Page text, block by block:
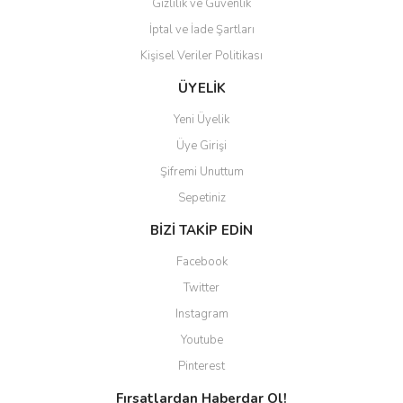
Gönder
Gizlilik ve Güvenlik
İptal ve İade Şartları
Kişisel Veriler Politikası
ÜYELİK
Yeni Üyelik
Üye Girişi
Şifremi Unuttum
Sepetiniz
BİZİ TAKİP EDİN
Facebook
Twitter
Instagram
Youtube
Pinterest
Fırsatlardan Haberdar Ol!